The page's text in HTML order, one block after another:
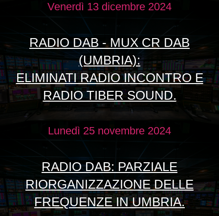
Venerdì 13 dicembre 2024
RADIO DAB - MUX CR DAB
(UMBRIA):
ELIMINATI RADIO INCONTRO E
RADIO TIBER SOUND.
Lunedì 25 novembre 2024
RADIO DAB: PARZIALE
RIORGANIZZAZIONE DELLE
FREQUENZE IN UMBRIA.